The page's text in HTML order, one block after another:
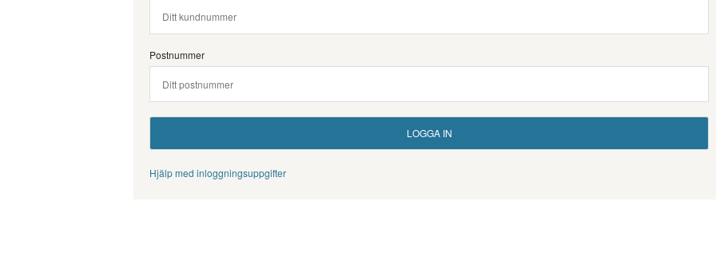
Postnummer
Hjälp med inloggningsuppgifter